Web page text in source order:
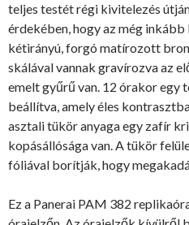
teljes testét régi kivitelezés
érdekében, hogy az még
kétirányú, forgó matírozott
skálával vannak gravírozva az
emelt gyűrű van. 12 órakor egy
beállítva, amely éles
asztali tükör anyaga egy zafír
kopásállósága van. A tükör
fóliával borítják, hogy
Ez a Panerai PAM 382